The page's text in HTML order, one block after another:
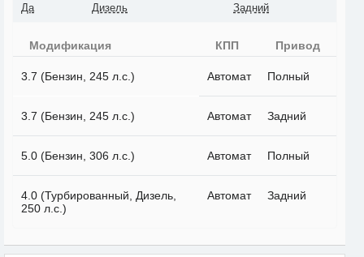
Да
Дизель
Задний
Модификация КПП Привод
3.7 (Бензин, 245 л.с.) Автомат Полный
3.7 (Бензин, 245 л.с.) Автомат Задний
5.0 (Бензин, 306 л.с.) Автомат Полный
4.0 (Турбированный, Дизель,
250 л.с.)
Автомат Задний